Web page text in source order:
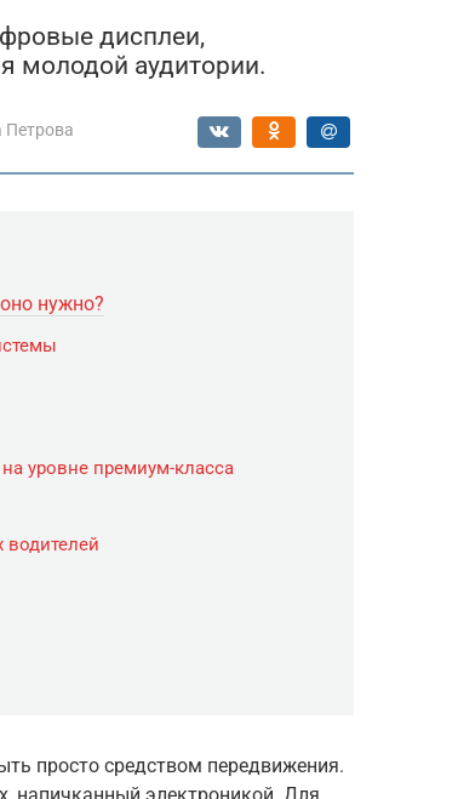
дисплеи,
молодой аудитории.
Петрова
нужно?
уровне премиум-класса
просто средством передвижения.